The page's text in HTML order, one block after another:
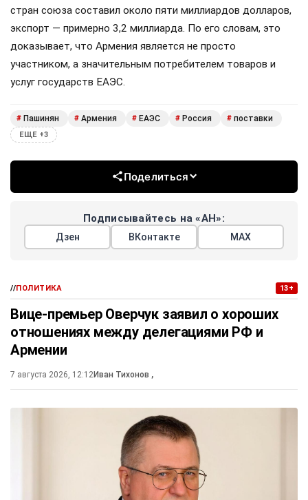
стран союза составил около пяти миллиардов долларов,
экспорт — примерно 3,2 миллиарда. По его словам, это
доказывает, что Армения является не просто
участником, а значительным потребителем товаров и
услуг государств ЕАЭС.
# Пашинян # Армения # ЕАЭС # Россия # поставки
ЕЩЕ +3
Поделиться
Подписывайтесь на «АН»:
Дзен ВКонтакте МАХ
//ПОЛИТИКА 13+
Вице-премьер Оверчук заявил о хороших
отношениях между делегациями РФ и
Армении
7 августа 2026, 12:12Иван Тихонов ,